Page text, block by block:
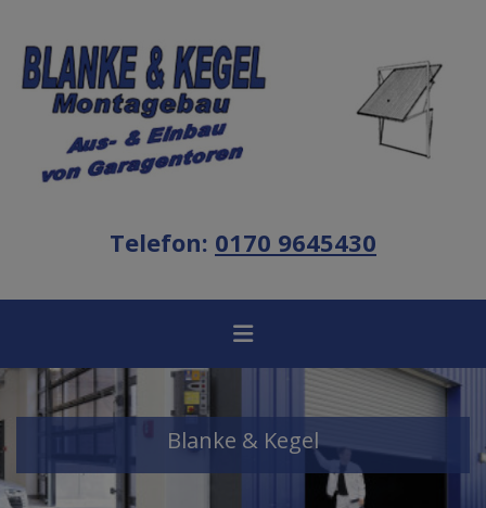
Telefon: 0170 9645430
Blanke & Kegel